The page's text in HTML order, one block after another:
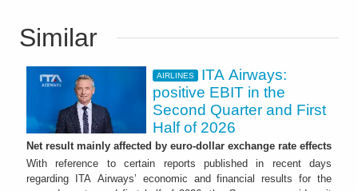
Similar
AIRLINES
ITA Airways:
positive EBIT in the
Second Quarter and First
Half of 2026
Net result mainly affected by euro-dollar exchange rate effects
With reference to certain reports published in recent days
regarding ITA Airways’ economic and financial results for the